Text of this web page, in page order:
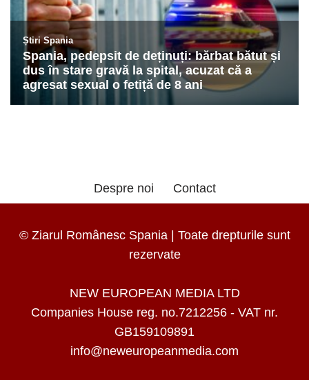
Despre noi Contact
© Ziarul Românesc Spania | Toate drepturile sunt
rezervate
NEW EUROPEAN MEDIA LTD
Companies House reg. no.7212256 - VAT nr.
GB159109891
info@neweuropeanmedia.com